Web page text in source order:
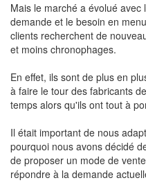
Mais le marché a évolué
demande et le besoin en
clients recherchent de
et moins chronophages.
En effet, ils sont de plus en
à faire le tour des fabricants
temps alors qu'ils ont tout à
Il était important de nous
pourquoi nous avons décidé
de proposer un mode de
répondre à la demande